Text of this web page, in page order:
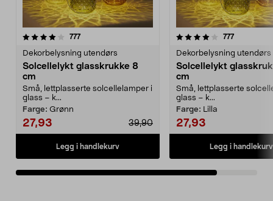
777anmeldelser
Dekorbelysning utendørs
Solcellelykt glasskrukke 8
cm
Små, lettplasserte solcellelamper i
glass – k...
Farge: Grønn
39,90
27,93
Legg i handlekurv
4.0av 5 stjerner 777
Dekorbelysning utendørs
Solcellelykt
cm
Små, lettplasserte
glass – k...
Farge: Lilla
27,93
Legg i handlekurv